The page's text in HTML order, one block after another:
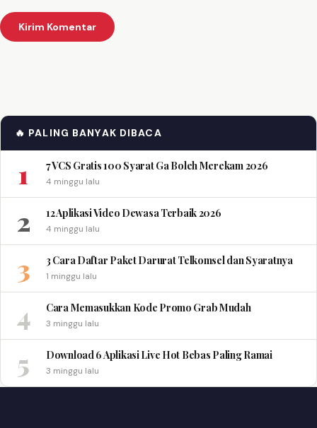
🔥 PALING BANYAK DIBACA
1 7 VCS Gratis 100 Syarat Ga Boleh Merekam 2026
4 minggu lalu
2 12 Aplikasi Video Dewasa Terbaik 2026
4 minggu lalu
3 3 Cara Daftar Paket Darurat Telkomsel dan Syaratnya
1 minggu lalu
4 Cara Memasukkan Kode Promo Grab Mudah
3 minggu lalu
5 Download 6 Aplikasi Live Hot Bebas Paling Ramai
3 minggu lalu